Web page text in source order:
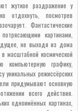
жуткое раздражение у
отдохнуть, посмотрев
Фантастические
картинами,
не выходя из дома
масштабной космической
графику,
уникальных режиссёрских
придумывают основную
всего действия.
одноимённых картинах,